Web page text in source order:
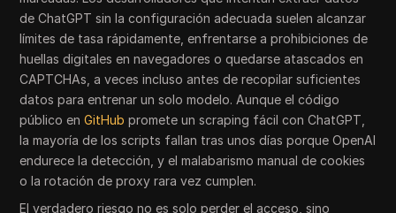
de ChatGPT sin la configuración adecuada suelen alcanzar
límites de tasa rápidamente, enfrentarse a prohibiciones de
huellas digitales en navegadores o quedarse atascados en
CAPTCHAs, a veces incluso antes de recopilar suficientes
datos para entrenar un solo modelo. Aunque el código
público enGitHub promete un scraping fácil con ChatGPT,
la mayoría de los scripts fallan tras unos días porque OpenAI
endurece la detección, y el malabarismo manual de cookies
o la rotación de proxy rara vez cumplen.
El verdadero riesgo no es solo perder el acceso, sino